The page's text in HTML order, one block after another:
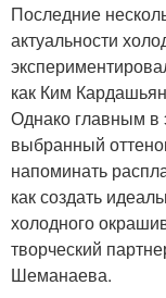
Последние
актуальности
как Ким
Однако главным в
выбранный
напоминать
как создать
холодного
творческий
Шеманаева.